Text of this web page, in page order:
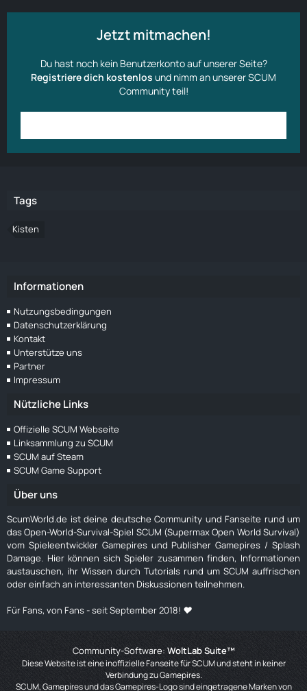
Jetzt mitmachen!
Du hast noch kein Benutzerkonto auf unserer Seite?
Registriere dich kostenlos und nimm an unserer SCUM
Community teil!
Tags
Kisten
Informationen
Nutzungsbedingungen
Datenschutzerklärung
Kontakt
Unterstütze uns
Partner
Impressum
Nützliche Links
Offizielle SCUM Webseite
Linksammlung zu SCUM
SCUM auf Steam
SCUM Game Support
Über uns
ScumWorld.de ist deine deutsche Community und Fanseite rund um
das Open-World-Survival-Spiel SCUM (Supermax Open World Survival)
vom Spieleentwickler Gamepires und Publisher Gamepires / Splash
Damage. Hier können sich Spieler zusammen finden, Informationen
austauschen, ihr Wissen durch Tutorials rund um SCUM auffrischen
oder einfach an interessanten Diskussionen teilnehmen.
Für Fans, von Fans - seit September 2018! ❤️
Community-Software: WoltLab Suite™
Diese Website ist eine inoffizielle Fanseite für SCUM und steht in keiner
Verbindung zu Gamepires.
SCUM, Gamepires und das Gamepires-Logo sind eingetragene Marken von